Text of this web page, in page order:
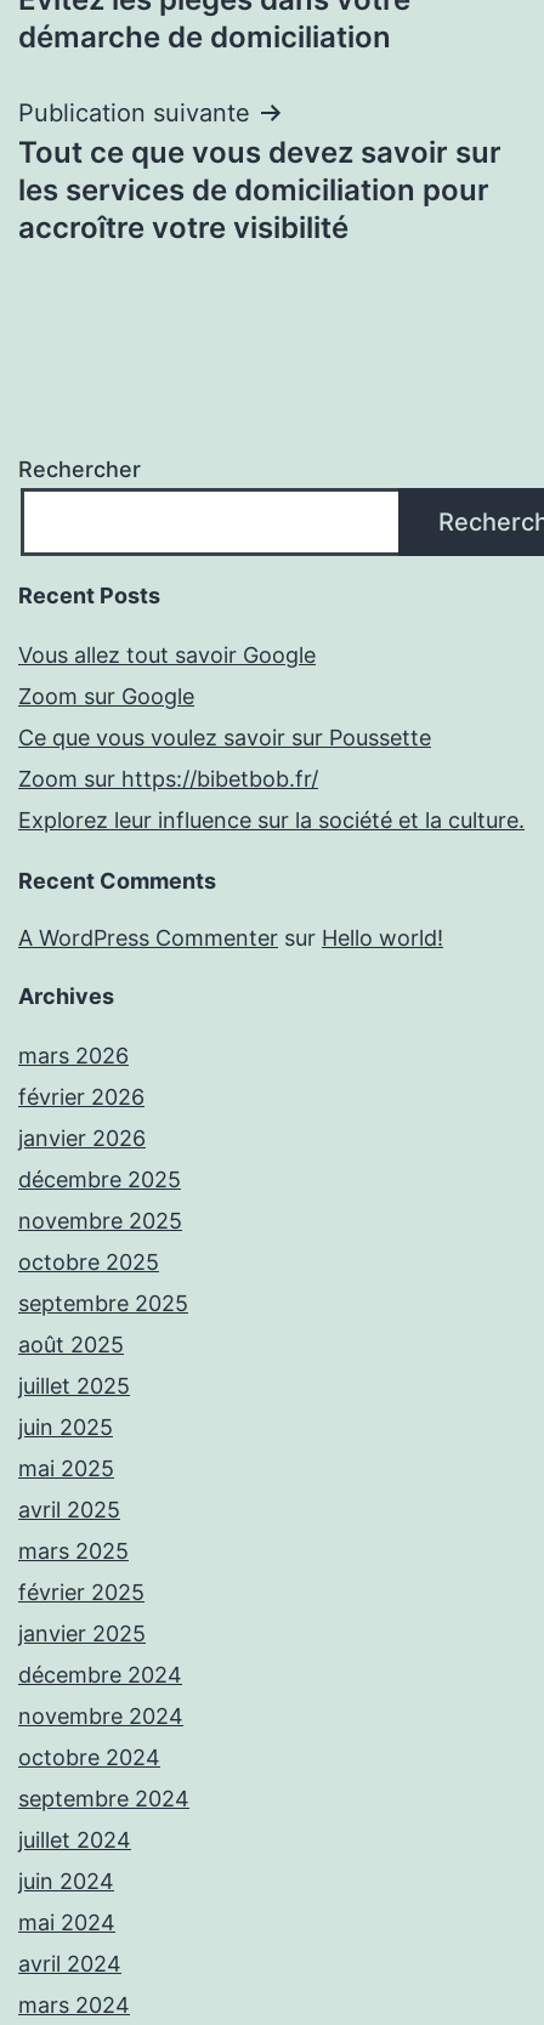
de
démarche de domiciliation
Publication suivante
Tout ce que vous devez savoir sur
les services de domiciliation pour
accroître votre visibilité
Rechercher
Recent Posts
Vous allez tout savoir Google
Zoom sur Google
Ce que vous voulez savoir sur Poussette
Zoom sur https://bibetbob.fr/
Explorez leur influence sur la société et la culture.
Recent Comments
A WordPress Commenter sur Hello world!
Archives
mars 2026
février 2026
janvier 2026
décembre 2025
novembre 2025
octobre 2025
septembre 2025
août 2025
juillet 2025
juin 2025
mai 2025
avril 2025
mars 2025
février 2025
janvier 2025
décembre 2024
novembre 2024
octobre 2024
septembre 2024
juillet 2024
juin 2024
mai 2024
avril 2024
mars 2024